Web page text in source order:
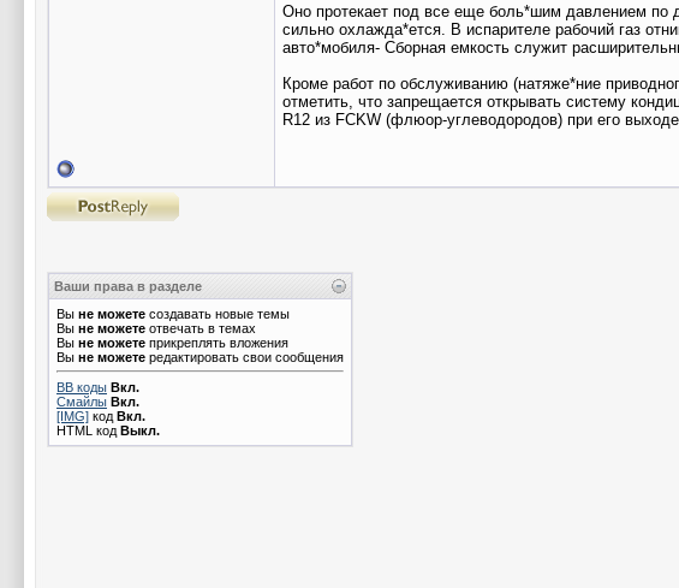
Оно протекает под все еще боль*шим давлением по
сильно охлажда*ется. В испарителе рабочий газ
авто*мобиля- Сборная емкость служит
Кроме работ по обслуживанию (натяже*ние
отметить, что запрещается открывать систему
R12 из FCKW (флюор-углеводородов) при его
Ваши права в разделе
Вы не можете создавать новые темы
Вы не можете отвечать в темах
Вы не можете прикреплять вложения
Вы не можете редактировать свои сообщения
BB коды Вкл.
Смайлы Вкл.
[IMG] код Вкл.
HTML код Выкл.